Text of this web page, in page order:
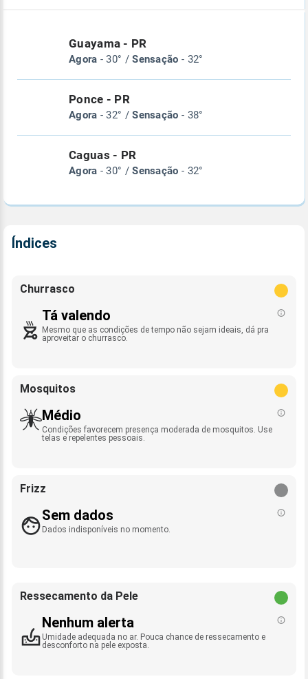
Guayama - PR
Agora - 30° /Sensação - 32°
Ponce - PR
Agora - 32° /Sensação - 38°
Caguas - PR
Agora - 30° /Sensação - 32°
Índices
Churrasco
Tá valendo
Mesmo que as condições de tempo não sejam ideais, dá pra
aproveitar o churrasco.
Mosquitos
Médio
Condições favorecem presença moderada de mosquitos. Use
telas e repelentes pessoais.
Frizz
Sem dados
Dados indisponíveis no momento.
Ressecamento da Pele
Nenhum alerta
Umidade adequada no ar. Pouca chance de ressecamento e
desconforto na pele exposta.